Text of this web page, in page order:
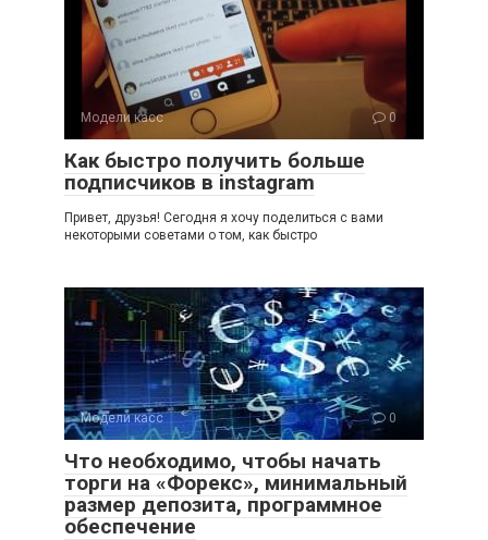
Модели касс 0
Как быстро получить больше
подписчиков в instagram
Привет, друзья! Сегодня я хочу поделиться с вами
некоторыми советами о том, как быстро
Модели касс 0
Что необходимо, чтобы начать
торги на «Форекс», минимальный
размер депозита, программное
обеспечение